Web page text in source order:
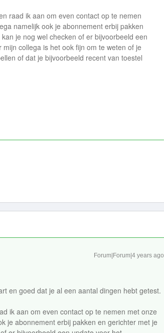
raad ik aan om even contact op te nemen
namelijk ook je abonnement erbij pakken
je nog wel checken of er bijvoorbeeld een
collega is het ook fijn om te weten of je
of dat je bijvoorbeeld recent van toestel
Forum|Forum|4 years ago
en goed dat je al een aantal dingen hebt getest.
ik aan om even contact op te nemen met onze
je abonnement erbij pakken en gerichter met je